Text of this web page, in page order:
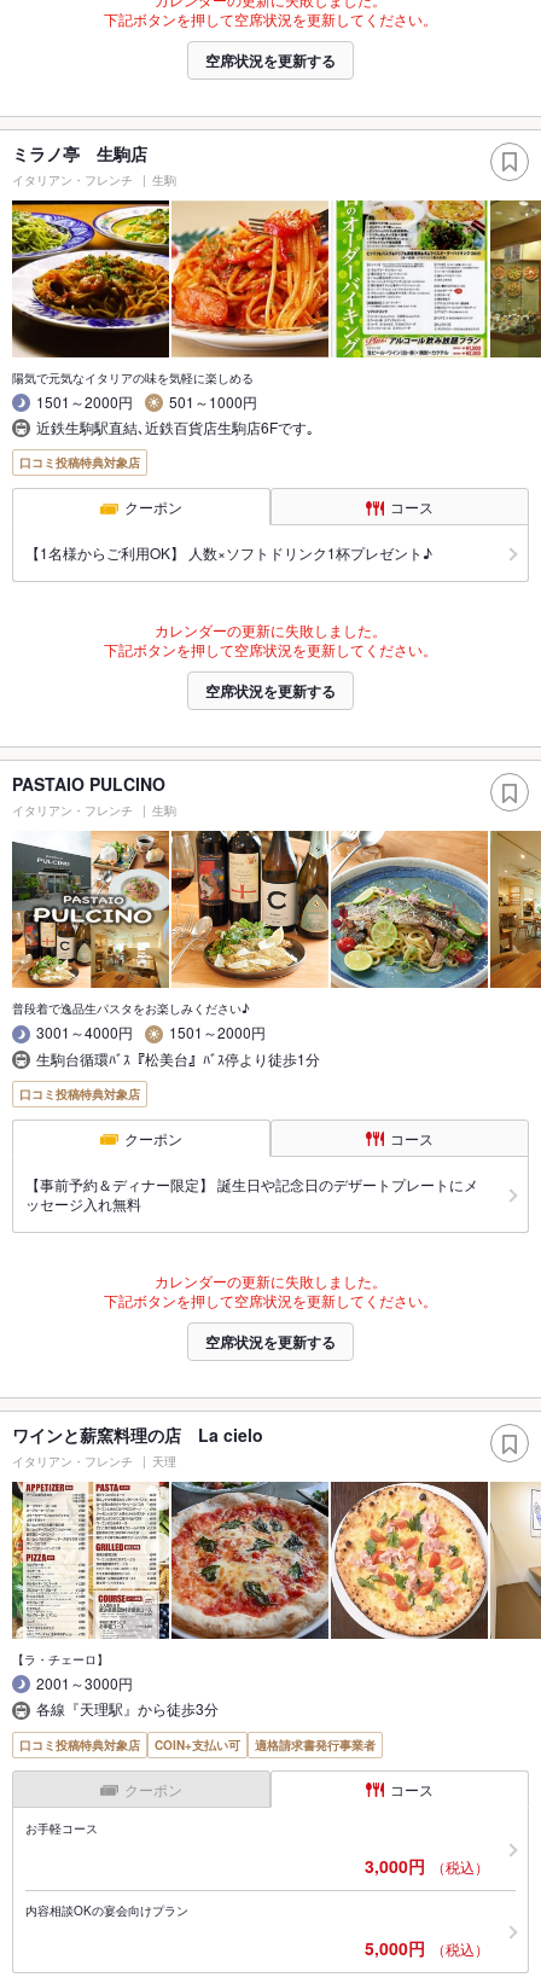
下記ボタンを押して空席状況を更新してください。
空席状況を更新する
ミラノ亭 生駒店
イタリアン・フレンチ 生駒
陽気で元気なイタリアの味を気軽に楽しめる
1501～2000円
501～1000円
近鉄生駒駅直結､近鉄百貨店生駒店6Fです｡
口コミ投稿特典対象店
クーポン コース
【1名様からご利用OK】 人数×ソフトドリンク1杯プレゼント♪
カレンダーの更新に失敗しました。
下記ボタンを押して空席状況を更新してください。
空席状況を更新する
PASTAIO PULCINO
イタリアン・フレンチ 生駒
普段着で逸品生パスタをお楽しみください♪
3001～4000円
1501～2000円
生駒台循環ﾊﾞｽ『松美台』ﾊﾞｽ停より徒歩1分
口コミ投稿特典対象店
クーポン コース
【事前予約＆ディナー限定】 誕生日や記念日のデザートプレートにメ
ッセージ入れ無料
カレンダーの更新に失敗しました。
下記ボタンを押して空席状況を更新してください。
空席状況を更新する
ワインと薪窯料理の店 La cielo
イタリアン・フレンチ 天理
【ラ・チェーロ】
2001～3000円
各線『天理駅』から徒歩3分
口コミ投稿特典対象店 COIN+支払い可 適格請求書発行事業者
クーポン コース
お手軽コース
3,000円 （税込）
内容相談OKの宴会向けプラン
5,000円 （税込）